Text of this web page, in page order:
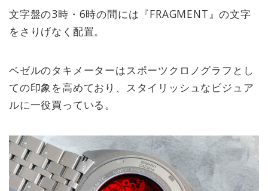
文字盤の3時・6時の間には『FRAGMENT』の文字
をさりげなく配置。
ベゼルのタキメーターはスポーツクロノグラフとし
ての印象を高めており、スタイリッシュなビジュア
ルに一役買っている。